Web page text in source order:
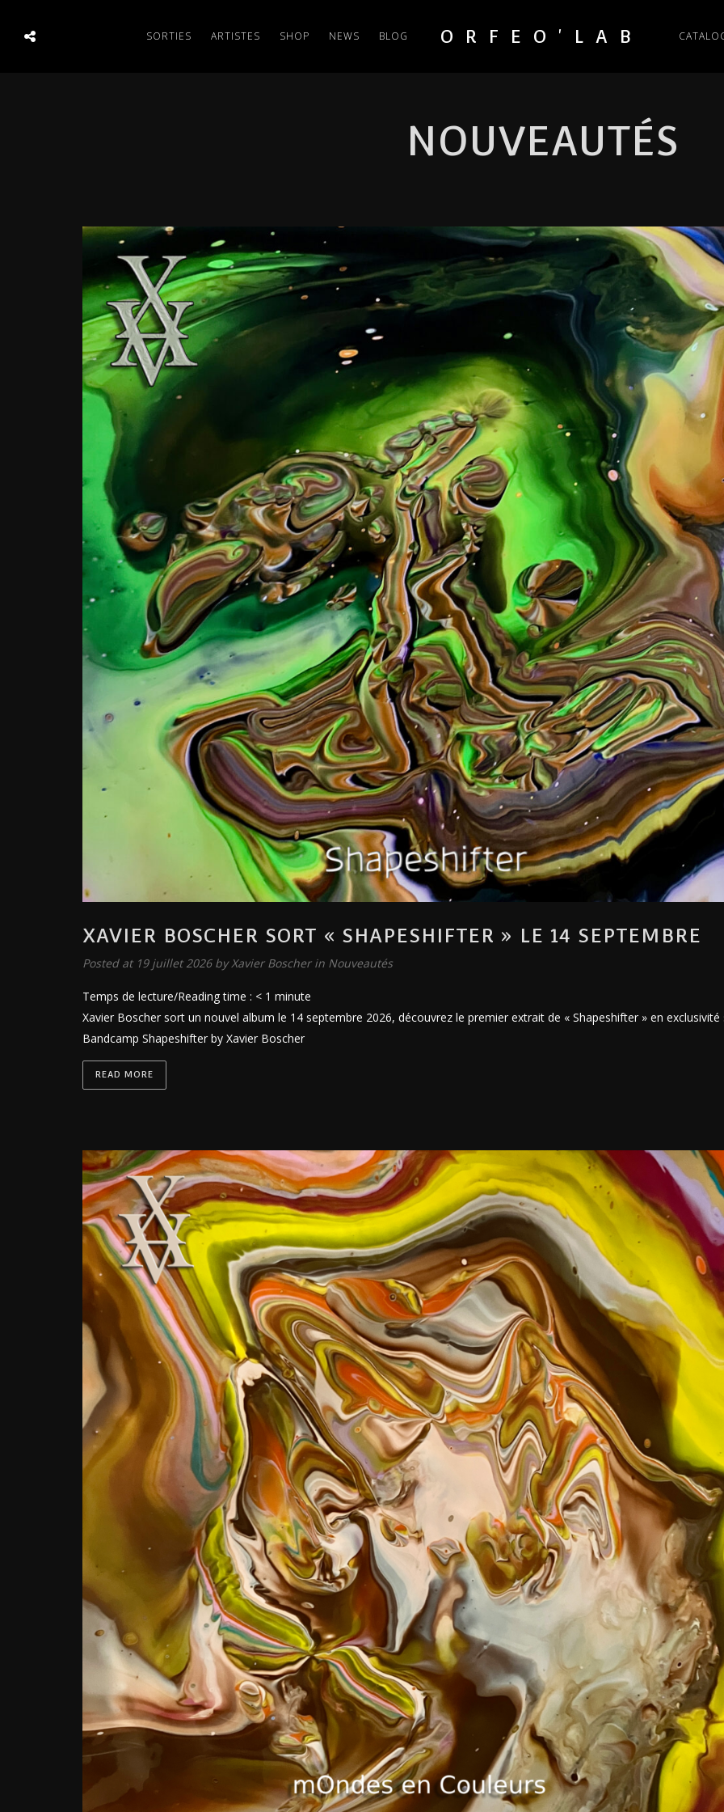
SORTIES ARTISTES SHOP NEWS BLOG ORFEO'LAB
NOUVEAUTÉS
XAVIER BOSCHER SORT « SHAPESHIFTER » LE 14 SEPTEMBRE
Posted at 19 juillet 2026 byXavier Boscher in Nouveautés
Temps de lecture/Reading time : < 1 minute
Xavier Boscher sort un nouvel album le 14 septembre 2026, découvrez le premier extrait de « Shapeshifter » en exclusivité
Bandcamp Shapeshifter by Xavier Boscher
READ MORE